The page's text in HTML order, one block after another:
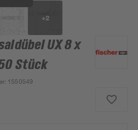
+2
UX 8 x
Stück
: 1550549